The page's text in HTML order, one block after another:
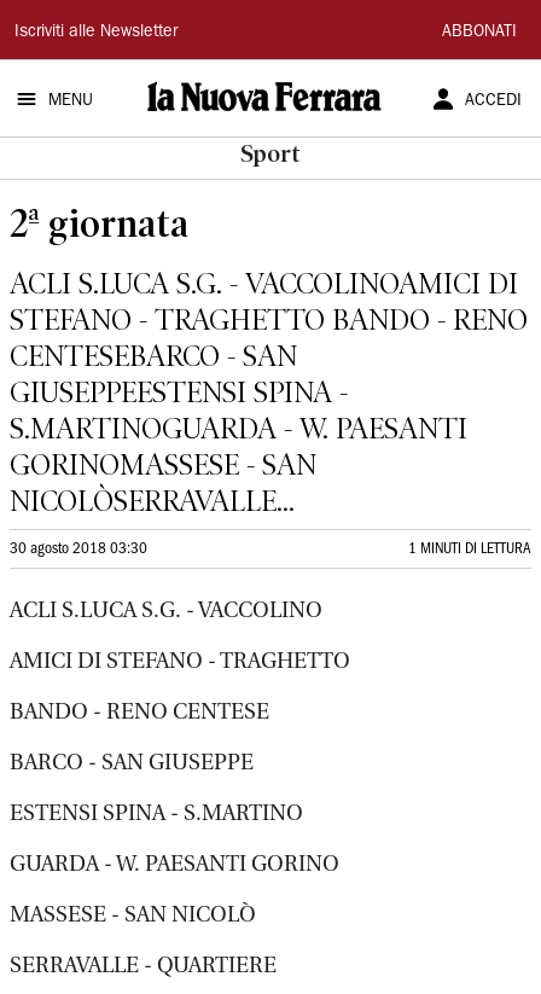
La
Nuova
Ferrara
Iscriviti alle Newsletter ABBONATI
MENU ACCEDI
Sport
2ª giornata
ACLI S.LUCA S.G. - VACCOLINOAMICI DI
STEFANO - TRAGHETTO BANDO - RENO
CENTESEBARCO - SAN
GIUSEPPEESTENSI SPINA -
S.MARTINOGUARDA - W. PAESANTI
GORINOMASSESE - SAN
NICOLÒSERRAVALLE...
30 agosto 2018 03:30 1 MINUTI DI LETTURA
ACLI S.LUCA S.G. - VACCOLINO
AMICI DI STEFANO - TRAGHETTO
BANDO - RENO CENTESE
BARCO - SAN GIUSEPPE
ESTENSI SPINA - S.MARTINO
GUARDA - W. PAESANTI GORINO
MASSESE - SAN NICOLÒ
SERRAVALLE - QUARTIERE